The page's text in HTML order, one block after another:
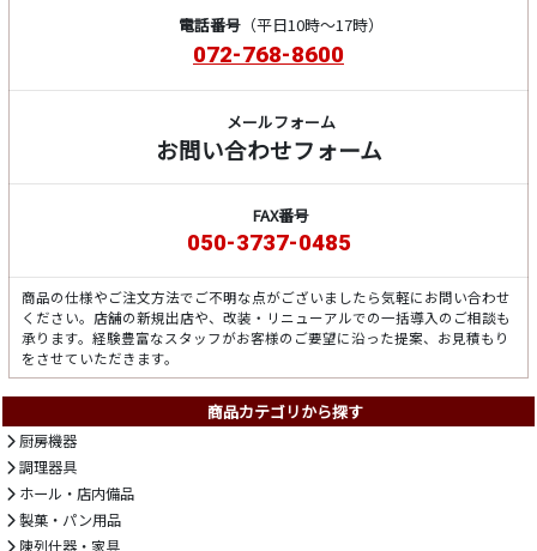
電話番号（平日10時～17時）
072-768-8600
メールフォーム
お問い合わせフォーム
FAX番号
050-3737-0485
商品の仕様やご注文方法でご不明な点がございましたら気軽にお問い合わせ
ください。店舗の新規出店や、改装・リニューアルでの一括導入のご相談も
承ります。経験豊富なスタッフがお客様のご要望に沿った提案、お見積もり
をさせていただきます。
商品カテゴリから探す
厨房機器
調理器具
ホール・店内備品
製菓・パン用品
陳列什器・家具